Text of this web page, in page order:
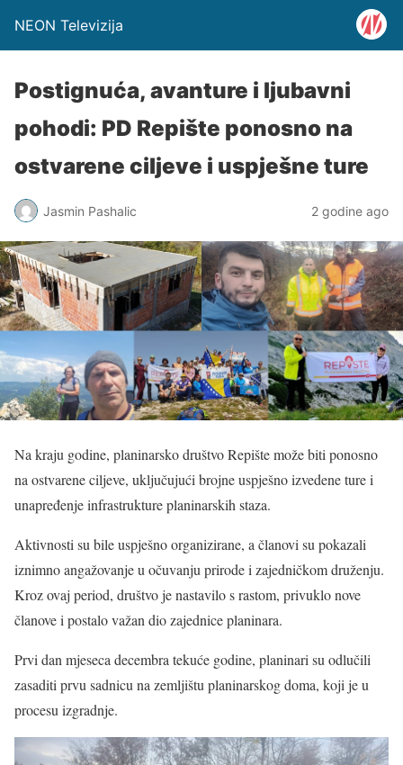
NEON Televizija
Postignuća, avanture i ljubavni
pohodi: PD Repište ponosno na
ostvarene ciljeve i uspješne ture
Jasmin Pashalic 2 godine ago
Na kraju godine, planinarsko društvo Repište može biti ponosno
na ostvarene ciljeve, uključujući brojne uspješno izvedene ture i
unapređenje infrastrukture planinarskih staza.
Aktivnosti su bile uspješno organizirane, a članovi su pokazali
iznimno angažovanje u očuvanju prirode i zajedničkom druženju.
Kroz ovaj period, društvo je nastavilo s rastom, privuklo nove
članove i postalo važan dio zajednice planinara.
Prvi dan mjeseca decembra tekuće godine, planinari su odlučili
zasaditi prvu sadnicu na zemljištu planinarskog doma, koji je u
procesu izgradnje.